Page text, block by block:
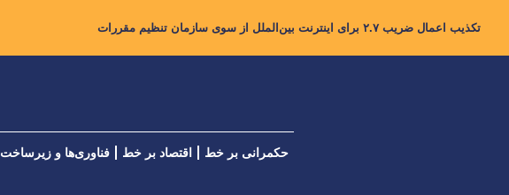
تکذیب اعمال ضریب ۲.۷ برای اینترنت بین‌الملل از سوی سازمان تنظیم مقررات
حکمرانی بر خط اقتصاد بر خط فناوری‌ها و زیرساخت